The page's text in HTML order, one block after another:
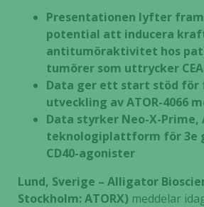
Presentationen lyfter fram
potential att inducera
antitumöraktivitet hos
tumörer som uttrycker
Data ger ett start stöd
utveckling av ATOR-4066
Data styrker Neo-X-
teknologiplattform för 3e
CD40-agonister
Lund, Sverige – Alligator
Stockholm: ATORX) meddelar